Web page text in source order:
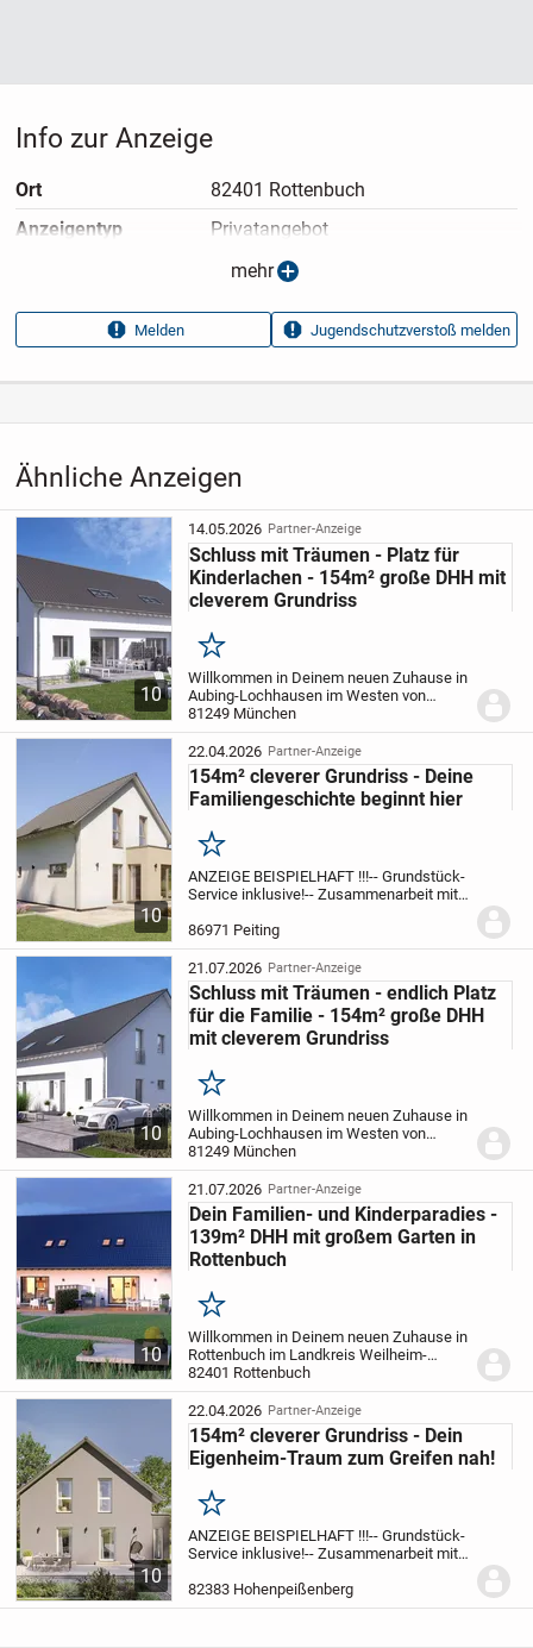
Ähnliche Anzeigen
10
14.05.2026 Partner-Anzeige
Schluss mit Träumen - Platz für
Kinderlachen - 154m² große DHH mit
cleverem Grundriss
Merken
Willkommen in Deinem neuen Zuhause in
Aubing-Lochhausen im Westen von
München - über 30.000 glückliche Kunden
machen uns zum Marktführer - massa
haus GmbH.-- Grundriss individuell
gestaltbar!--...
81249 München
10
22.04.2026 Partner-Anzeige
154m² cleverer Grundriss - Deine
Familiengeschichte beginnt hier
Merken
ANZEIGE BEISPIELHAFT !!!-- Grundstück-
Service inklusive!-- Zusammenarbeit mit
individuell gestaltbar!
möglich!Willkommen in Deinem neuen...
86971 Peiting
10
21.07.2026 Partner-Anzeige
Schluss mit Träumen - endlich Platz
für die Familie - 154m² große DHH
mit cleverem Grundriss
Merken
Willkommen in Deinem neuen Zuhause in
Aubing-Lochhausen im Westen von
München - über 30.000 glückliche Kunden
machen uns zum Marktführer - massa
haus GmbH.-- Grundriss individuell
gestaltbar!--...
81249 München
10
21.07.2026 Partner-Anzeige
Dein Familien- und Kinderparadies -
139m² DHH mit großem Garten in
Rottenbuch
Merken
Willkommen in Deinem neuen Zuhause in
Rottenbuch im Landkreis Weilheim-
Schongau - über 30.000 glückliche
Kunden machen uns zum Marktführer -
massa haus GmbH.-- Grundriss individuell
gestaltbar!--...
82401 Rottenbuch
10
22.04.2026 Partner-Anzeige
154m² cleverer Grundriss - Dein
Eigenheim-Traum zum Greifen nah!
Merken
ANZEIGE BEISPIELHAFT !!!-- Grundstück-
Service inklusive!-- Zusammenarbeit mit
individuell gestaltbar!-- Auch mit Keller
möglich!Willkommen in Deinem neuen...
82383 Hohenpeißenberg
Info zur Anzeige
Ort
82401 Rottenbuch
Anzeigen­typ
Privatangebot
13.05.2026
Anzeigen­kennung
e27aa9a4
Aufrufe dieser
11
mehr
Melden Jugendschutzverstoß melden